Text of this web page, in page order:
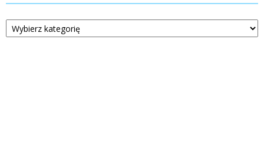
Kategorie